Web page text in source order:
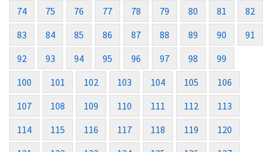
74
75 76 77 78 79 80 81
82
83
84 85 86 87 88 89 90
91
92
93 94 95 96 97 98
99
100
101 102 103 104 105
106
107
108 109 110 111 112
113
114
115 116 117 118 119
120